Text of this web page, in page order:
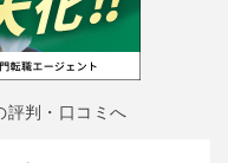
判・口コミへ